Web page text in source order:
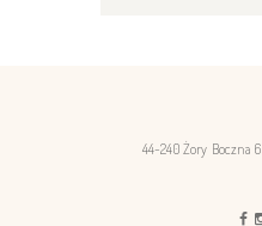
44-240 Żory Boczna 6